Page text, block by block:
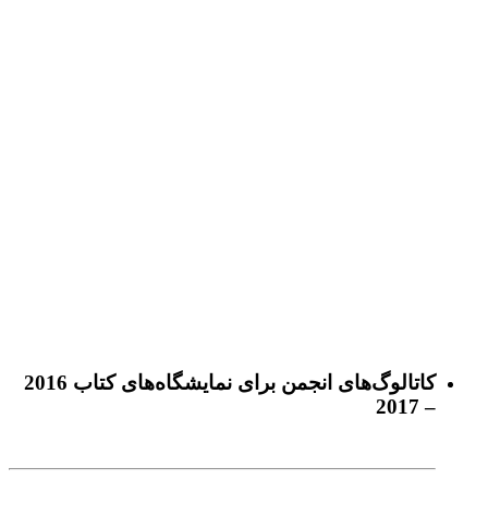
كاتالوگ‌های انجمن برای نمايشگاه‌های كتاب 2016
– 2017